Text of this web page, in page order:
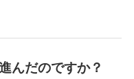
んだのですか？